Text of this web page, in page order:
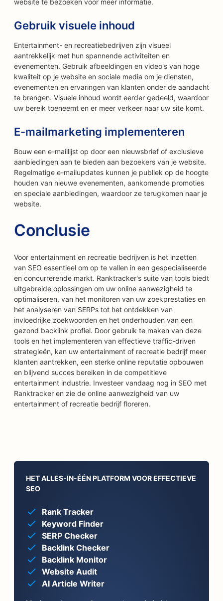
website te bezoeken voor meer informatie.
Gebruik visuele inhoud
Entertainment- en recreatiebedrijven zijn visueel
aantrekkelijk met hun spannende activiteiten en
evenementen. Gebruik afbeeldingen en video's van hoge
kwaliteit op je website en sociale media om je diensten,
evenementen en ervaringen van klanten onder de aandacht
te brengen. Visuele inhoud wordt eerder gedeeld, waardoor
uw bereik toeneemt en er meer verkeer naar uw site komt.
E-mailmarketing implementeren
Bouw een e-maillijst op door een nieuwsbrief of exclusieve
aanbiedingen aan te bieden aan bezoekers van je website.
Regelmatige e-mailupdates kunnen je publiek op de hoogte
houden van nieuwe evenementen, aankomende promoties
en speciale aanbiedingen, waardoor ze terugkomen naar je
website.
Conclusie
Voor entertainment en recreatie bedrijven is het inzetten
van SEO essentieel om op te vallen in een gespecialiseerde
en concurrerende markt. Ranktracker's suite van tools biedt
uitgebreide oplossingen om uw online aanwezigheid te
optimaliseren, van het monitoren van uw zoekprestaties en
het analyseren van SERPs tot het ontdekken van
invloedrijke zoekwoorden en het onderhouden van een
gezond backlink profiel. Door gebruik te maken van deze
tools en het implementeren van effectieve traffic-driven
strategieën, kan uw entertainment of recreatie bedrijf meer
klanten aantrekken, een sterke online reputatie opbouwen
en blijvend succes bereiken in de competitieve
entertainment industrie. Investeer vandaag nog in SEO met
Ranktracker en zie de online aanwezigheid van uw
entertainment of recreatie bedrijf floreren.
HET ALLES-IN-ÉÉN PLATFORM VOOR EFFECTIEVE
SEO
Rank Tracker
Keyword Finder
SERP Checker
Backlink Checker
Backlink Monitor
Website Audit
AI Article Writer